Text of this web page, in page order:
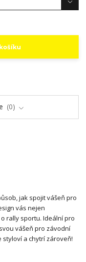
0
jak spojit vášeň pro
vás nejen
rally sportu. Ideální pro
vášeň pro závodní
a chytrí zároveň!